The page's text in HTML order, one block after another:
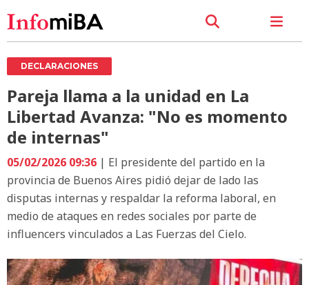
DECLARACIONES
Pareja llama a la unidad en La
Libertad Avanza: "No es momento
de internas"
05/02/2026 09:36 | El presidente del partido en la
provincia de Buenos Aires pidió dejar de lado las
disputas internas y respaldar la reforma laboral, en
medio de ataques en redes sociales por parte de
influencers vinculados a Las Fuerzas del Cielo.